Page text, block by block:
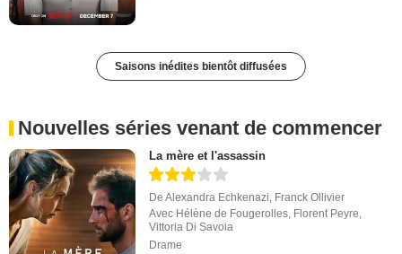
Saisons inédites bientôt diffusées
Nouvelles séries venant de commencer
La mère et l'assassin
DeAlexandra Echkenazi, Franck Ollivier
Avec Hélène de Fougerolles, Florent Peyre,
Vittoria Di Savoia
Drame